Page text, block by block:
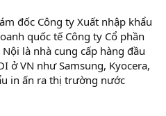
đốc Công ty Xuất nhập khẩu
quốc tế Công ty Cổ phần
là nhà cung cấp hàng đầu
ở VN như Samsung, Kyocera,
in ấn ra thị trường nước